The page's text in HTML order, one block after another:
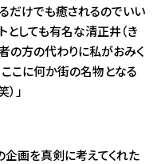
だけでも癒されるのでいい
としても有名な清正井（き
の方の代わりに私がおみく
ここに何か街の名物となる
」
企画を真剣に考えてくれた